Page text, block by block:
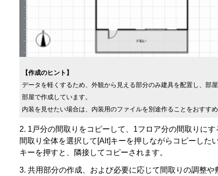
【作成のヒント】
データを軽くするため、外観から見える部分のみ建具を配置し、部
部屋で作成しています。
内装を見せたい場合は、内装用のファイルを別途作ることをおすす
1戸分の間取りをコピーして、1フロア分の間取りにす
間取り全体を選択して[Alt]キーを押しながらコピーした
キーを押すと、隣接してコピーされます。
共用部分の作成、および必要に応じて間取りの調整や